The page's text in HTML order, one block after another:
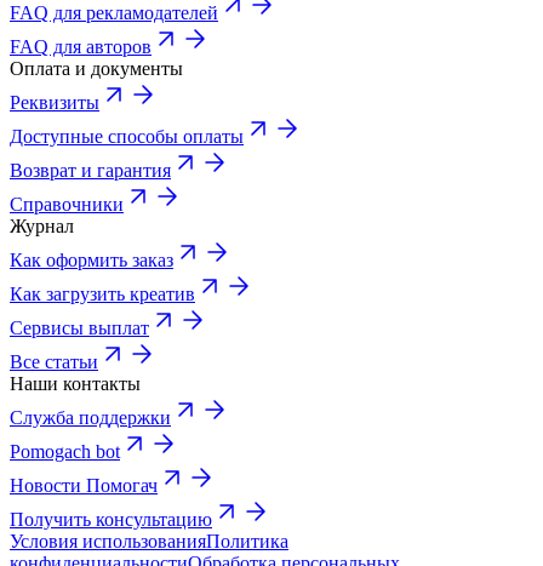
FAQ для рекламодателей
FAQ для авторов
Оплата и документы
Реквизиты
Доступные способы оплаты
Возврат и гарантия
Справочники
Журнал
Как оформить заказ
Как загрузить креатив
Сервисы выплат
Все статьи
Наши контакты
Служба поддержки
Pomogach bot
Новости Помогач
Получить консультацию
Условия использованияПолитика